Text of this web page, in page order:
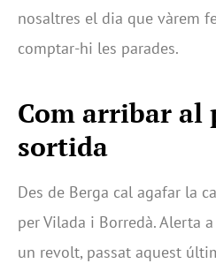
nosaltres el dia que vàrem
comptar-hi les parades.
Com arribar al
sortida
Des de Berga cal agafar la
per Vilada i Borredà. Alerta
un revolt, passat aquest